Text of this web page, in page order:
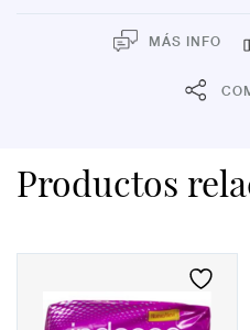
MÁS INFO
Productos